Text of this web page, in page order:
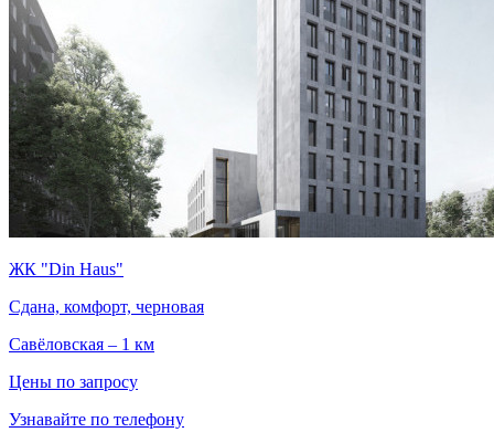
ЖК "Din Haus"
Сдана, комфорт, черновая
Савёловская – 1 км
Цены по запросу
Узнавайте по телефону